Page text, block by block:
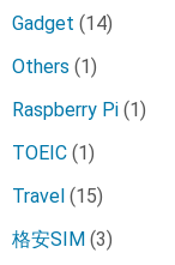
Gadget (14)
Others (1)
Raspberry Pi (1)
TOEIC (1)
Travel (15)
格安SIM (3)